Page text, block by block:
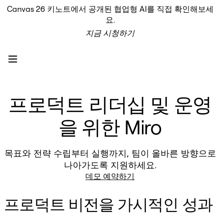
프로덕트
인텔리전트 캔버스
AI Workflows
커넥터
MCP 서버
AI 플레이북 살펴보기
MCP 서버
통합
보안
Enterprise Guard
앱 다운로드
포맷
Canvas 26 키노트에서 공개된 협업형 AI를 직접 확인해보세
요.
지금 시청하기
프로덕트 리더십 및 운영
을 위한 Miro
목표와 전략 수립부터 실행까지, 팀이 올바른 방향으로
나아가도록 지원하세요.
데모 예약하기
프로덕트 비전을 가시적인 성과